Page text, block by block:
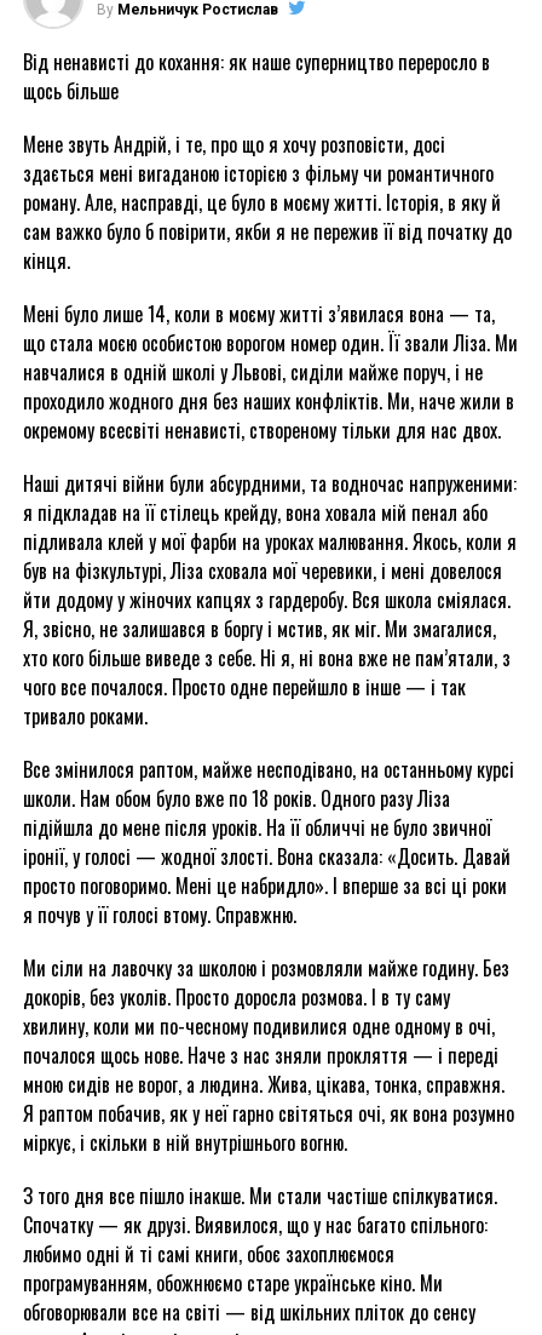
By Мельничук Ростислав
Від ненависті до кохання: як наше суперництво переросло в
щось більше
Мене звуть Андрій, і те, про що я хочу розповісти, досі
здається мені вигаданою історією з фільму чи романтичного
роману. Але, насправді, це було в моєму житті. Історія, в яку й
сам важко було б повірити, якби я не пережив її від початку до
кінця.
Мені було лише 14, коли в моєму житті з’явилася вона — та,
що стала моєю особистою ворогом номер один. Її звали Ліза. Ми
навчалися в одній школі у Львові, сиділи майже поруч, і не
проходило жодного дня без наших конфліктів. Ми, наче жили в
окремому всесвіті ненависті, створеному тільки для нас двох.
Наші дитячі війни були абсурдними, та водночас напруженими:
я підкладав на її стілець крейду, вона ховала мій пенал або
підливала клей у мої фарби на уроках малювання. Якось, коли я
був на фізкультурі, Ліза сховала мої черевики, і мені довелося
йти додому у жіночих капцях з гардеробу. Вся школа сміялася.
Я, звісно, не залишався в боргу і мстив, як міг. Ми змагалися,
хто кого більше виведе з себе. Ні я, ні вона вже не пам’ятали, з
чого все почалося. Просто одне перейшло в інше — і так
тривало роками.
Все змінилося раптом, майже несподівано, на останньому курсі
школи. Нам обом було вже по 18 років. Одного разу Ліза
підійшла до мене після уроків. На її обличчі не було звичної
іронії, у голосі — жодної злості. Вона сказала: «Досить. Давай
просто поговоримо. Мені це набридло». І вперше за всі ці роки
я почув у її голосі втому. Справжню.
Ми сіли на лавочку за школою і розмовляли майже годину. Без
докорів, без уколів. Просто доросла розмова. І в ту саму
хвилину, коли ми по-чесному подивилися одне одному в очі,
почалося щось нове. Наче з нас зняли прокляття — і переді
мною сидів не ворог, а людина. Жива, цікава, тонка, справжня.
Я раптом побачив, як у неї гарно світяться очі, як вона розумно
міркує, і скільки в ній внутрішнього вогню.
З того дня все пішло інакше. Ми стали частіше спілкуватися.
Спочатку — як друзі. Виявилося, що у нас багато спільного:
любимо одні й ті самі книги, обоє захоплюємося
програмуванням, обожнюємо старе українське кіно. Ми
обговорювали все на світі — від шкільних пліток до сенсу